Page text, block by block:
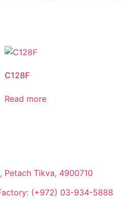
C128F
Read more
Petach Tikva, 4900710
(+972) 03-934-5888